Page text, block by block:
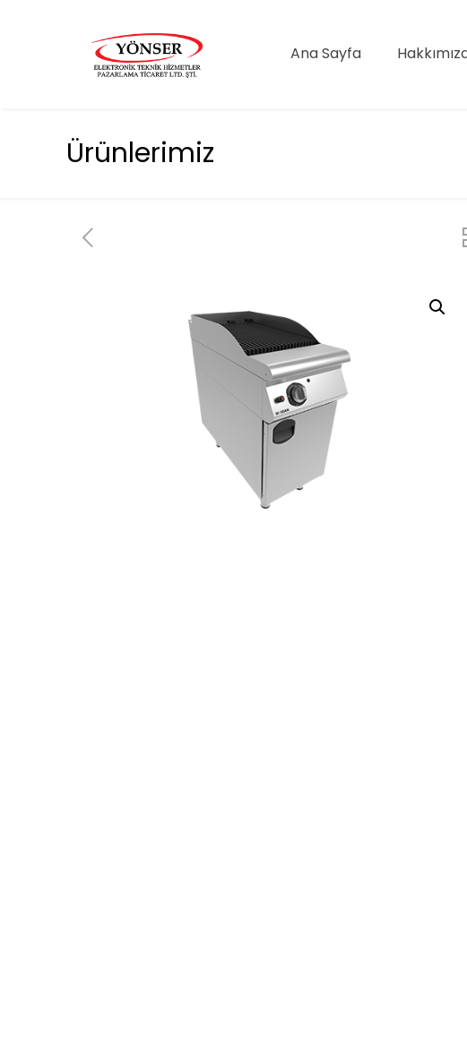
Ana Sayfa
Ürünlerimiz